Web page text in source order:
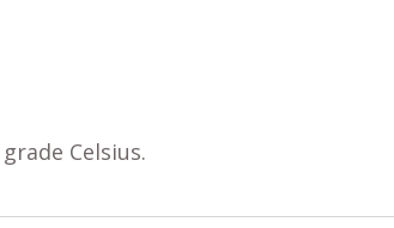
Celsius.